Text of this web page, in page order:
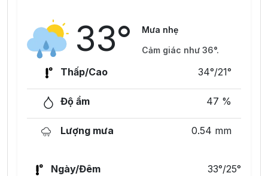
33°
Mưa nhẹ
Cảm giác như 36°.
Thấp/Cao 34°/21°
Độ ẩm 47 %
Lượng mưa 0.54 mm
Ngày/Đêm 33°/25°